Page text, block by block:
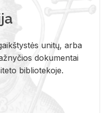
unitų, arba
dokumentai
bibliotekoje.